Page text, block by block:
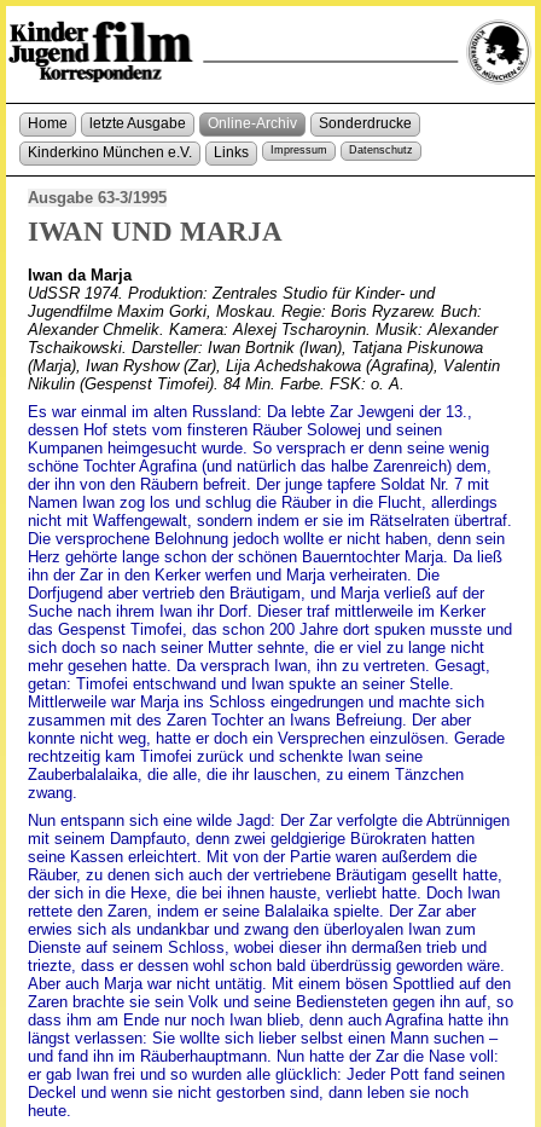
Home letzte Ausgabe Online-Archiv
Sonderdrucke
Kinderkino München e.V.
Links Impressum Datenschutz
Ausgabe 63-3/1995
IWAN UND MARJA
Iwan da Marja
UdSSR 1974. Produktion: Zentrales Studio für Kinder- und
Jugendfilme Maxim Gorki, Moskau. Regie: Boris Ryzarew. Buch:
Alexander Chmelik. Kamera: Alexej Tscharoynin. Musik: Alexander
Tschaikowski. Darsteller: Iwan Bortnik (Iwan), Tatjana Piskunowa
(Marja), Iwan Ryshow (Zar), Lija Achedshakowa (Agrafina), Valentin
Nikulin (Gespenst Timofei). 84 Min. Farbe. FSK: o. A.
Es war einmal im alten Russland: Da lebte Zar Jewgeni der 13.,
dessen Hof stets vom finsteren Räuber Solowej und seinen
Kumpanen heimgesucht wurde. So versprach er denn seine wenig
schöne Tochter Agrafina (und natürlich das halbe Zarenreich) dem,
der ihn von den Räubern befreit. Der junge tapfere Soldat Nr. 7 mit
Namen Iwan zog los und schlug die Räuber in die Flucht, allerdings
nicht mit Waffengewalt, sondern indem er sie im Rätselraten übertraf.
Die versprochene Belohnung jedoch wollte er nicht haben, denn sein
Herz gehörte lange schon der schönen Bauerntochter Marja. Da ließ
ihn der Zar in den Kerker werfen und Marja verheiraten. Die
Dorfjugend aber vertrieb den Bräutigam, und Marja verließ auf der
Suche nach ihrem Iwan ihr Dorf. Dieser traf mittlerweile im Kerker
das Gespenst Timofei, das schon 200 Jahre dort spuken musste und
sich doch so nach seiner Mutter sehnte, die er viel zu lange nicht
mehr gesehen hatte. Da versprach Iwan, ihn zu vertreten. Gesagt,
getan: Timofei entschwand und Iwan spukte an seiner Stelle.
Mittlerweile war Marja ins Schloss eingedrungen und machte sich
zusammen mit des Zaren Tochter an Iwans Befreiung. Der aber
konnte nicht weg, hatte er doch ein Versprechen einzulösen. Gerade
rechtzeitig kam Timofei zurück und schenkte Iwan seine
Zauberbalalaika, die alle, die ihr lauschen, zu einem Tänzchen
zwang.
Nun entspann sich eine wilde Jagd: Der Zar verfolgte die Abtrünnigen
mit seinem Dampfauto, denn zwei geldgierige Bürokraten hatten
seine Kassen erleichtert. Mit von der Partie waren außerdem die
Räuber, zu denen sich auch der vertriebene Bräutigam gesellt hatte,
der sich in die Hexe, die bei ihnen hauste, verliebt hatte. Doch Iwan
rettete den Zaren, indem er seine Balalaika spielte. Der Zar aber
erwies sich als undankbar und zwang den überloyalen Iwan zum
Dienste auf seinem Schloss, wobei dieser ihn dermaßen trieb und
triezte, dass er dessen wohl schon bald überdrüssig geworden wäre.
Aber auch Marja war nicht untätig. Mit einem bösen Spottlied auf den
Zaren brachte sie sein Volk und seine Bediensteten gegen ihn auf, so
dass ihm am Ende nur noch Iwan blieb, denn auch Agrafina hatte ihn
längst verlassen: Sie wollte sich lieber selbst einen Mann suchen –
und fand ihn im Räuberhauptmann. Nun hatte der Zar die Nase voll:
er gab Iwan frei und so wurden alle glücklich: Jeder Pott fand seinen
Deckel und wenn sie nicht gestorben sind, dann leben sie noch
heute.